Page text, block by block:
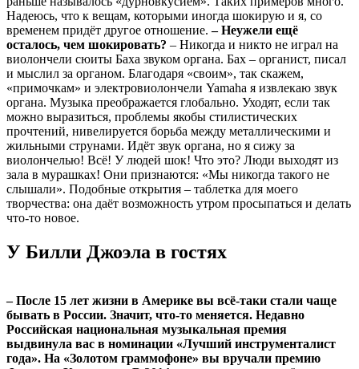
Надеюсь, что к вещам, которыми иногда шокирую и я, со
временем придёт другое отношение.– Неужели ещё
осталось, чем шокировать? – Никогда и никто не играл на
виолончели сюиты Баха звуком органа. Бах – органист, писал
и мыслил за органом. Благодаря «своим», так скажем,
«примочкам» и электровиолончели Yamaha я извлекаю звук
органа. Музыка преображается глобально. Уходят, если так
можно выразиться, проблемы якобы стилистических
прочтений, нивелируется борьба между металлическими и
жильными струнами. Идёт звук органа, но я сижу за
виолончелью! Всё! У людей шок! Что это? Люди выходят из
зала в мурашках! Они признаются: «Мы никогда такого не
слышали». Подобные открытия – таблетка для моего
творчества: она даёт возможность утром просыпаться и делать
что-то новое.
У Билли Джоэла в гостях
– После 15 лет жизни в Америке вы всё-таки стали чаще
бывать в России. Значит, что-то меняется. Недавно
Российская национальная музыкальная премия
выдвинула вас в номинации «Лучший инструменталист
года». На «Золотом граммофоне» вы вручали премию